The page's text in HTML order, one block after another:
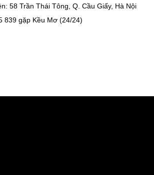
58 Trần Thái Tông, Q. Cầu Giấy, Hà Nội
839 gặp Kều Mơ (24/24)